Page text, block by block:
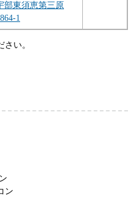
部東須恵第三原
1
さい。
ン